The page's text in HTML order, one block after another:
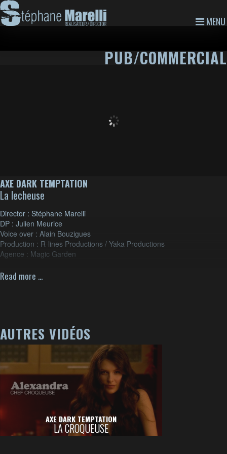
MENU
PUB/COMMERCIAL
AXE DARK TEMPTATION
La lecheuse
Director : Stéphane Marelli
DP : Julien Meurice
Voice over : Alain Bouzigues
Production : R-lines Productions / Yaka Productions
Agence : Magic Garden
Read more ...
AUTRES VIDÉOS
AXE DARK TEMPTATION
LA CROQUEUSE